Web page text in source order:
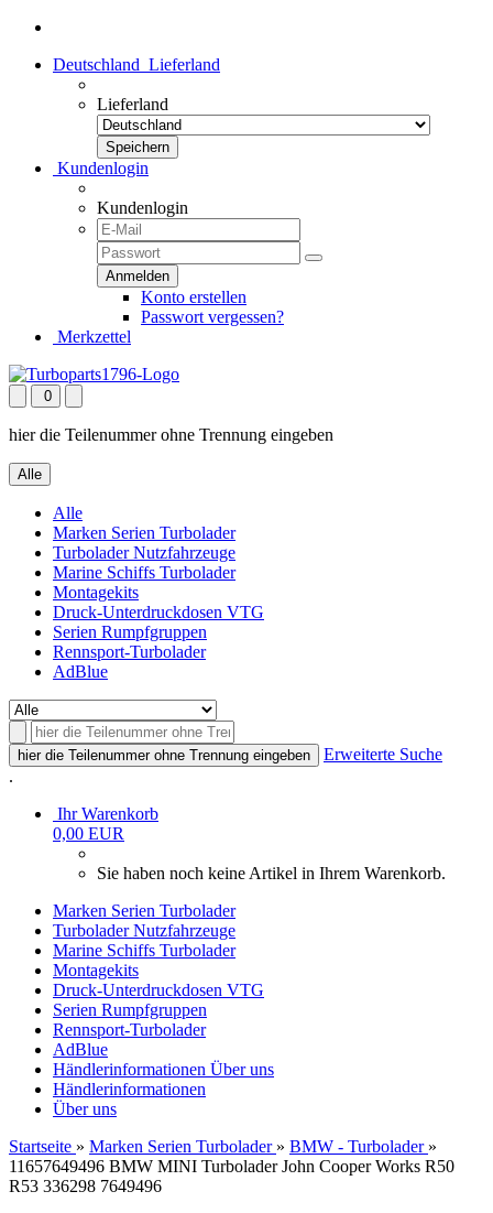
Deutschland Lieferland
Lieferland
Kundenlogin
Kundenlogin
Konto erstellen
Passwort vergessen?
Merkzettel
0
hier die Teilenummer ohne Trennung eingeben
Alle
Alle
Marken Serien Turbolader
Turbolader Nutzfahrzeuge
Marine Schiffs Turbolader
Montagekits
Druck-Unterdruckdosen VTG
Serien Rumpfgruppen
Rennsport-Turbolader
AdBlue
hier die Teilenummer ohne Trennung eingeben
Erweiterte Suche
.
Ihr Warenkorb
0,00 EUR
Sie haben noch keine Artikel in Ihrem Warenkorb.
Marken Serien Turbolader
Turbolader Nutzfahrzeuge
Marine Schiffs Turbolader
Montagekits
Druck-Unterdruckdosen VTG
Serien Rumpfgruppen
Rennsport-Turbolader
AdBlue
Händlerinformationen Über uns
Händlerinformationen
Über uns
Startseite » Marken Serien Turbolader » BMW - Turbolader »
11657649496 BMW MINI Turbolader John Cooper Works R50
R53 336298 7649496